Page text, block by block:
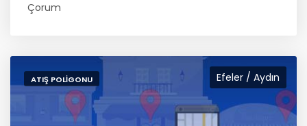
Çorum
Efeler / Aydın
ATIŞ POLIGONU